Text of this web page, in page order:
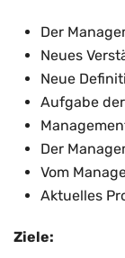
Der
Neues
Neue
Aufgabe
Der
Vom
Aktuelles
Ziele: